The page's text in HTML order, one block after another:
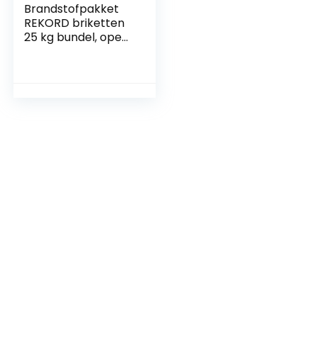
Brandstofpakket
REKORD briketten
25 kg bundel, open